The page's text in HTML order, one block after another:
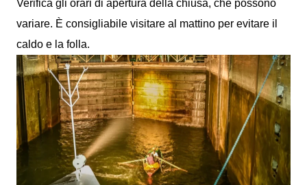
Verifica gli orari di apertura della chiusa, che possono
variare. È consigliabile visitare al mattino per evitare il
caldo e la folla.